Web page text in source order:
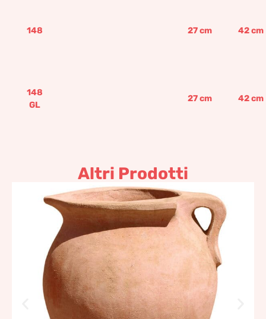
148 27cm 42cm
148
GL
27cm 42cm
Altri Prodotti
Portaombrelli a boccale
322,85€–387,41 €